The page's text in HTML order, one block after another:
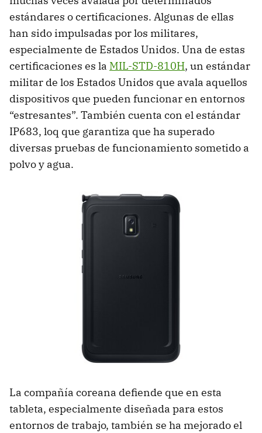
estándares o certificaciones. Algunas de ellas
han sido impulsadas por los militares,
especialmente de Estados Unidos. Una de estas
certificaciones es la MIL-STD-810H, un estándar
militar de los Estados Unidos que avala aquellos
dispositivos que pueden funcionar en entornos
“estresantes”. También cuenta con el estándar
IP683, loq que garantiza que ha superado
diversas pruebas de funcionamiento sometido a
polvo y agua.
La compañía coreana defiende que en esta
tableta, especialmente diseñada para estos
entornos de trabajo, también se ha mejorado el